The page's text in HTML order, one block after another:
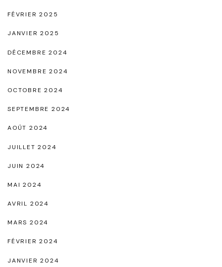
FÉVRIER 2025
JANVIER 2025
DÉCEMBRE 2024
NOVEMBRE 2024
OCTOBRE 2024
SEPTEMBRE 2024
AOÛT 2024
JUILLET 2024
JUIN 2024
MAI 2024
AVRIL 2024
MARS 2024
FÉVRIER 2024
JANVIER 2024